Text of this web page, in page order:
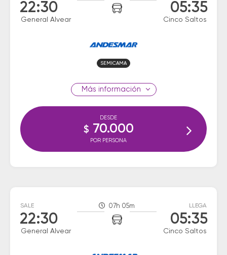
22:30
General Alvear
05:35
Cinco Saltos
SEMICAMA
información
DESDE
$ 70.000
POR PERSONA
SALE
22:30
General Alvear
07h 05m LLEGA
05:35
Cinco Saltos